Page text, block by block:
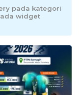
pada kategori
widget